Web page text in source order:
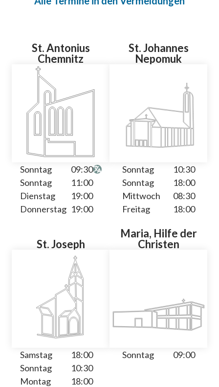
St. Antonius
Chemnitz
Sonntag
09:30
Sonntag
11:00
Dienstag
19:00
Donnerstag 19:00
St. Johannes
Nepomuk
Sonntag
10:30
Sonntag
18:00
Mittwoch
08:30
Freitag
18:00
St. Joseph
Samstag
18:00
Sonntag
10:30
Montag
18:00
Maria, Hilfe der
Christen
Sonntag 09:00